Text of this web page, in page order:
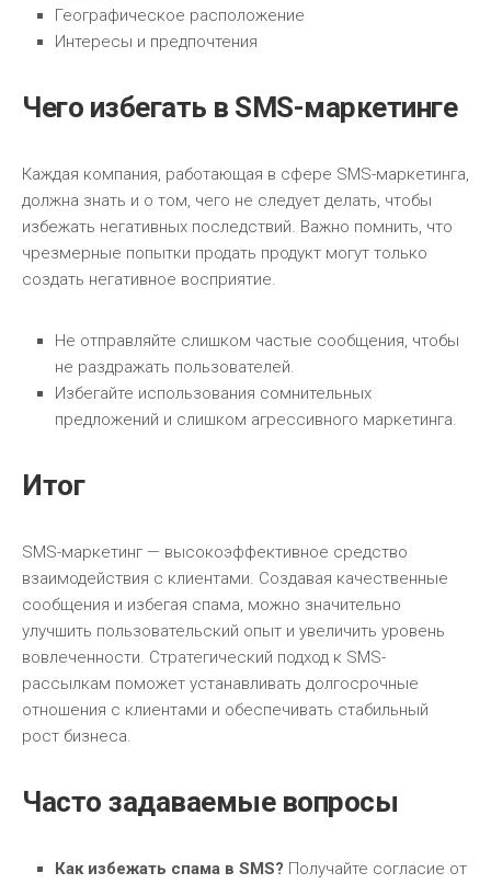
Географическое расположение
Интересы и предпочтения
Чего избегать в SMS-маркетинге
Каждая компания, работающая в сфере SMS-маркетинга,
должна знать и о том, чего не следует делать, чтобы
избежать негативных последствий. Важно помнить, что
чрезмерные попытки продать продукт могут только
создать негативное восприятие.
Не отправляйте слишком частые сообщения, чтобы
не раздражать пользователей.
Избегайте использования сомнительных
предложений и слишком агрессивного маркетинга.
Итог
SMS-маркетинг — высокоэффективное средство
взаимодействия с клиентами. Создавая качественные
сообщения и избегая спама, можно значительно
улучшить пользовательский опыт и увеличить уровень
вовлеченности. Стратегический подход к SMS-
рассылкам поможет устанавливать долгосрочные
отношения с клиентами и обеспечивать стабильный
рост бизнеса.
Часто задаваемые вопросы
Как избежать спама в SMS? Получайте согласие от